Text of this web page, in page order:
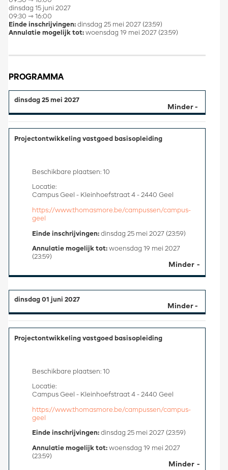
dinsdag 15 juni 2027
09:30 ⇾ 16:00
Einde inschrijvingen: dinsdag 25 mei 2027 (23:59)
Annulatie mogelijk tot: woensdag 19 mei 2027 (23:59)
PROGRAMMA
dinsdag 25 mei 2027
Projectontwikkeling vastgoed basisopleiding
Minder
Beschikbare plaatsen: 10
Locatie:
Campus Geel - Kleinhoefstraat 4 - 2440 Geel
https://www.thomasmore.be/campussen/campus-
geel
Einde inschrijvingen: dinsdag 25 mei 2027 (23:59)
Annulatie mogelijk tot: woensdag 19 mei 2027
(23:59)
dinsdag 01 juni 2027
Projectontwikkeling vastgoed basisopleiding
Minder
Beschikbare plaatsen: 10
Locatie:
Campus Geel - Kleinhoefstraat 4 - 2440 Geel
https://www.thomasmore.be/campussen/campus-
geel
Einde inschrijvingen: dinsdag 25 mei 2027 (23:59)
Annulatie mogelijk tot: woensdag 19 mei 2027
(23:59)